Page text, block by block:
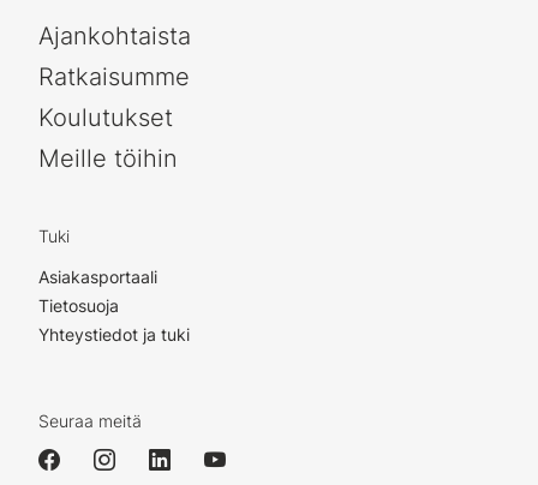
Ajankohtaista
Ratkaisumme
Koulutukset
Meille töihin
Tuki
Asiakasportaali
Tietosuoja
Yhteystiedot ja tuki
Seuraa meitä